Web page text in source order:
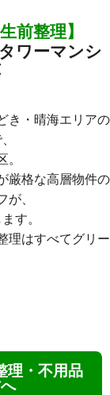
前整理】
ワーマンシ
き・晴海エリアの
。
厳格な高層物件の
が、
す。
理はすべてグリー
理・不用品